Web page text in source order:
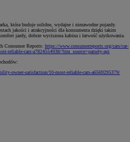
która buduje solidne, wydajne i niezawodne pojazdy.
jakości i atrakcyjności dla konsumenta dzięki takim
jazdy, dobrze wyciszona kabina i łatwość użytkowania.
Consumer Reports: https://www.consumerreports.org/cars/car-
reliable-cars-a7824554938/?itm_source=parsely-api
owner-satisfaction/10-most-reliable-cars-a6569295379/